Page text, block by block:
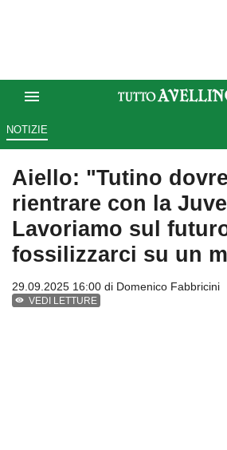
NOTIZIE
Aiello: "Tutino
rientrare con la
Lavoriamo sul
fossilizzarci su un
29.09.2025 16:00 di Domenico Fabbricini
VEDI LETTURE